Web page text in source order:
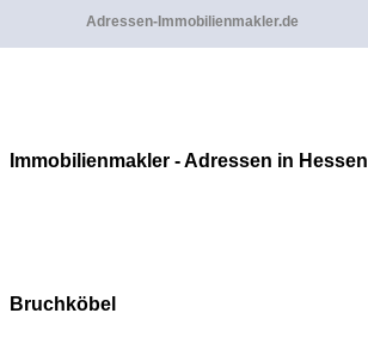
Adressen-Immobilienmakler.de
Immobilienmakler - Adressen in Hessen
Bruchköbel